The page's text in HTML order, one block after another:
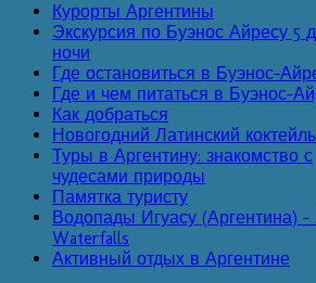
Курорты Аргентины
Экскурсия по Буэнос Айресу 5
ночи
Где остановиться в Буэнос-
Где и чем питаться в Буэнос-
Как добраться
Новогодний Латинский коктейль
Туры в Аргентину: знакомство с
чудесами природы
Памятка туристу
Водопады Игуасу (Аргентина) -
Waterfalls
Активный отдых в Аргентине